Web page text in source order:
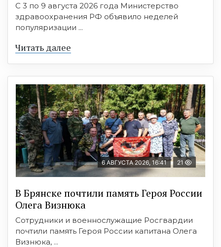
С 3 по 9 августа 2026 года Министерство
здравоохранения РФ объявило неделей
популяризации ...
Читать далее
6 АВГУСТА 2026, 16:41 21
В Брянске почтили память Героя России
Олега Визнюка
Сотрудники и военнослужащие Росгвардии
почтили память Героя России капитана Олега
Визнюка, ...